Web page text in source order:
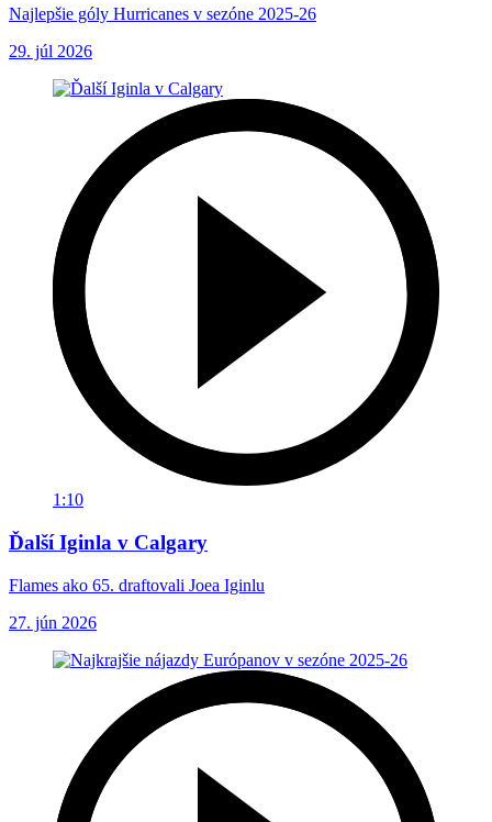
Najlepšie góly Hurricanes v sezóne 2025-26
29. júl 2026
1:10
Ďalší Iginla v Calgary
Flames ako 65. draftovali Joea Iginlu
27. jún 2026